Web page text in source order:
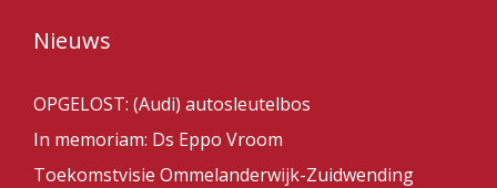
Nieuws
OPGELOST: (Audi) autosleutelbos
In memoriam: Ds Eppo Vroom
Toekomstvisie Ommelanderwijk-Zuidwending